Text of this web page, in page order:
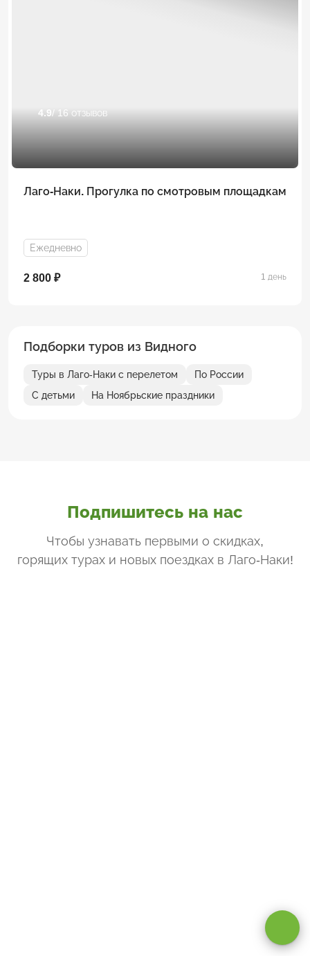
4.9 / 16 отзывов
Лаго-Наки. Прогулка по смотровым площадкам
Ежедневно
2 800 ₽ 1 день
Подборки туров из Видного
Туры в Лаго-Наки с перелетом
По России
С детьми
На Ноябрьские праздники
Подпишитесь на нас
Чтобы узнавать первыми о скидках,
горящих турах и новых поездкахв Лаго-Наки!